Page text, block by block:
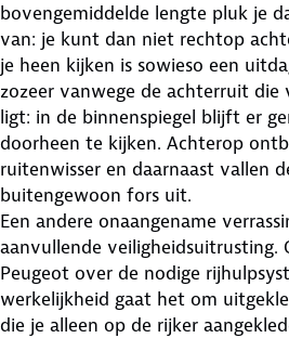
bovengemiddelde lengte pluk je
van: je kunt dan niet rechtop
je heen kijken is sowieso een
zozeer vanwege de achterruit
ligt: in de binnenspiegel blijft er
doorheen te kijken. Achterop
ruitenwisser en daarnaast vallen
buitengewoon fors uit.
Een andere onaangename
aanvullende veiligheidsuitrusting.
Peugeot over de nodige
werkelijkheid gaat het om
die je alleen op de rijker